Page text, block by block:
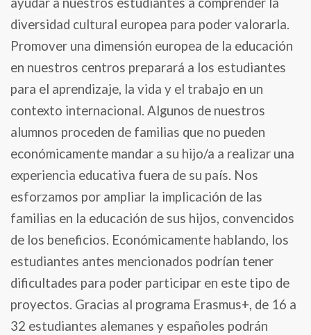
diversidad cultural europea para poder valorarla.
Promover una dimensión europea de la educación
en nuestros centros preparará a los estudiantes
para el aprendizaje, la vida y el trabajo en un
contexto internacional. Algunos de nuestros
alumnos proceden de familias que no pueden
económicamente mandar a su hijo/a a realizar una
experiencia educativa fuera de su país. Nos
esforzamos por ampliar la implicación de las
familias en la educación de sus hijos, convencidos
de los beneficios. Económicamente hablando, los
estudiantes antes mencionados podrían tener
dificultades para poder participar en este tipo de
proyectos. Gracias al programa Erasmus+, de 16 a
32 estudiantes alemanes y españoles podrán